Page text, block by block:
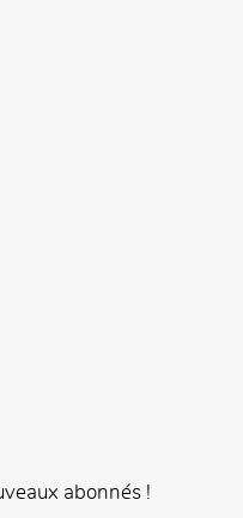
abonnés !